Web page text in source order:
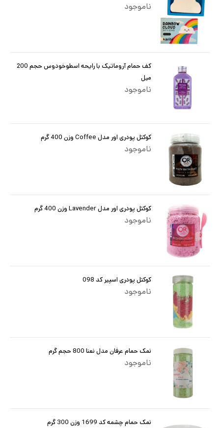
ناموجود
کف حمام آروماتیک با رایحه اسطوخودوس حجم 200
میل
ناموجود
کوکتل پودری اور مدل Coffee وزن 400 گرم
ناموجود
کوکتل پودری اور مدل Lavender وزن 400 گرم
ناموجود
کوکتل پودری اسپیر کد 098
ناموجود
نمک حمام عرفان مدل نعنا 800 حجم گرم
ناموجود
نمک حمام چشمه کد 1699 وزن 300 گرم